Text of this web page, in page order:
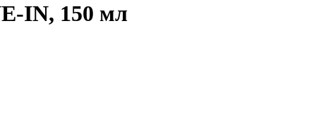
IN, 150 мл